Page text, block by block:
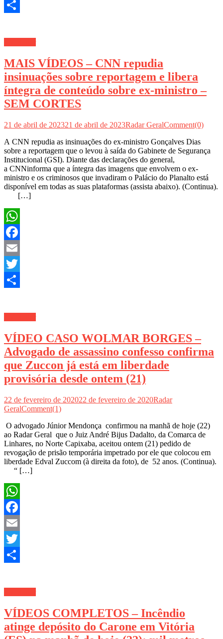
Twitter
MAIS VÍDEOS – CNN repudia
insinuações sobre reportagem e libera
íntegra de conteúdo sobre ex-ministro –
SEM CORTES
21 de abril de 202321 de abril de 2023Radar GeralComment(0)
A CNN repudia as insinuações do ex-ministro Gonçalves Dias
sobre a reportagem que o levou à saída do Gabinete de Segurança
Institucional (GSI). Diante das declarações do general,
a CNNinforma que a íntegra das imagens que envolvem o ex-
ministro e os criminosos que invadiram o Palácio do Planalto está
disponível em todas as suas plataformas (assista abaixo). (Continua).
[…]
WhatsApp
Facebook
Email
Twitter
VÍDEO CASO WOLMAR BORGES –
Advogado de assassino confesso confirma
que Zuccon já está em liberdade
provisória desde ontem (21)
22 de fevereiro de 202022 de fevereiro de 2020Radar
GeralComment(1)
O advogado Júnior Mendonça confirmou na manhã de hoje (22)
ao Radar Geral que o Juiz André Bijus Dadalto, da Comarca de
Linhares, no Norte Capixaba, aceitou ontem (21) pedido de
revogação de prisão temporária impetrado por ele que colocou em
liberdade Edval Zuccom (à direita da foto), de 52 anos. (Continua).
“ […]
WhatsApp
Facebook
Email
Twitter
VÍDEOS COMPLETOS – Incêndio
atinge depósito do Carone em Vitória